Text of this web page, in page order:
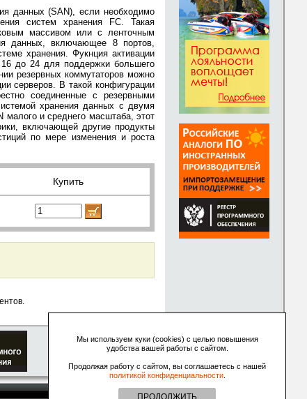
данных (SAN), если необходимо
систем хранения FC. Такая
массивом или с ленточным
данных, включающее 8 портов,
хранения. Фукнция активации
16 до 24 для поддержки большего
резервных коммутаторов можно
серверов. В такой конфигурации
соединенные с резервными
хранения данных с двумя
и среднего масштаба, этот
включающей другие продукты
по мере изменения и роста
Купить
Мы используем куки (cookies) с целью повышения
удобства вашей работы с сайтом.
Продолжая работу с сайтом, вы соглашаетесь с нашей
политикой конфиденциальности.
ПРОДОЛЖИТЬ